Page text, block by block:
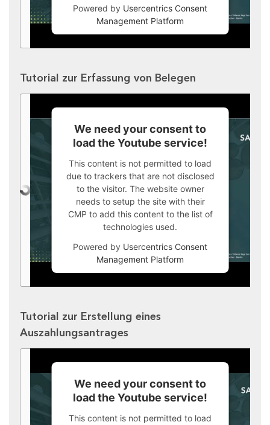
Powered by Usercentrics Consent
Management Platform
Tutorial zur Erfassung von Belegen
We need your consent to
load the Youtube service!
This content is not permitted to load
due to trackers that are not disclosed
to the visitor. The website owner
needs to setup the site with their
CMP to add this content to the list of
technologies used.
Powered by Usercentrics Consent
Management Platform
Tutorial zur Erstellung eines
Auszahlungsantrages
We need your consent to
load the Youtube service!
This content is not permitted to load